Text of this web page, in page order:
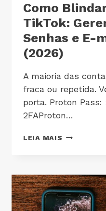
Como
TikTok:
Senhas e E-
(2026)
A maioria das
fraca ou repetida.
porta. Proton Pass:
2FAProton…
LEIA MAIS